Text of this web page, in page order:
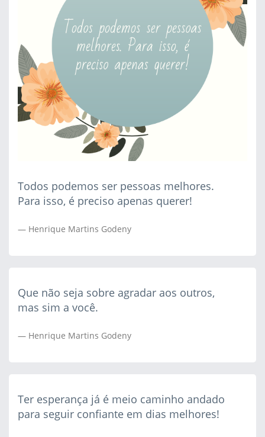
Todos podemos ser pessoas melhores.
Para isso, é preciso apenas querer!
Henrique Martins Godeny
Que não seja sobre agradar aos outros,
mas sim a você.
Henrique Martins Godeny
Ter esperança já é meio caminho andado
para seguir confiante em dias melhores!